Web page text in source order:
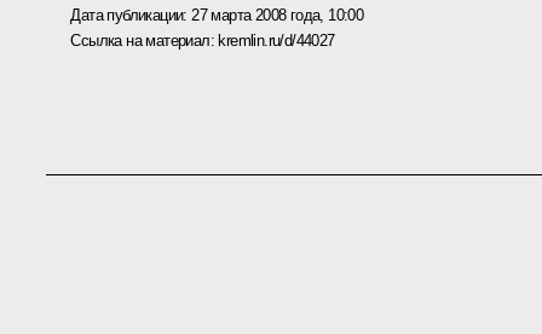
Дата публикации: 27 марта 2008 года, 10:00
Ссылка на материал:kremlin.ru/d/44027